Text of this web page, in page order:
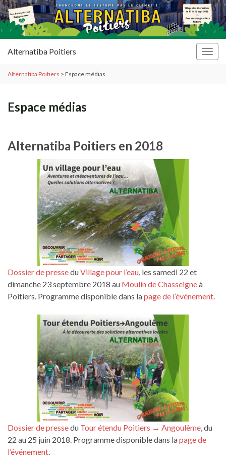
Alternatiba Poitiers
Alternatiba Poitiers > Espace médias
Espace médias
Alternatiba Poitiers en 2018
Dossier de presseduVillage pour l’eau , les samedi 22 et
dimanche 23 septembre 2018 au Moulin de Chasseigneà
Poitiers. Programme disponible dans lapage de l’événement
Dossier de pressedu Tour étendu Poitiers → Angoulême , du
22 au 25 juin 2018. Programme disponible dans lapage de
l’événement